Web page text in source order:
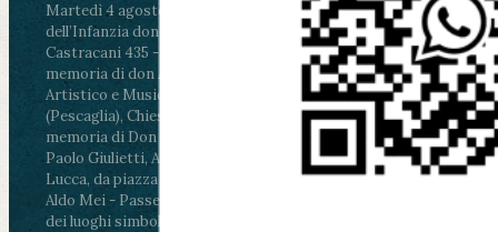
Martedì 4 agosto2026
ore 11:30 - Lucca, Scuola
dell’Infanzia don Aldo Mei - Viale Castruccio
Castracani 435 - Inaugurazione murales in
memoria di don Aldo Mei curato dal Liceo
Artistico e Musicale “Passaglia”
ore 18 - Fiano
(Pescaglia), Chiesa parrocchiale - Messa in
memoria di Don Aldo Mei celebrata da mons.
Paolo Giulietti, Arcivescovo di Lucca
ore 20.30 -
Lucca, da piazza San Michele al Cippo di don
Aldo Mei - Passeggiata della Memoria in alcuni
dei luoghi simbolo della città. Ritrovo alle ore